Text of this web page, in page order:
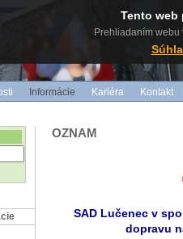
Informácie Kariéra Kontakt
OZNAM
SAD Lučenec v
dopravu
Tento web
Prehliadaním